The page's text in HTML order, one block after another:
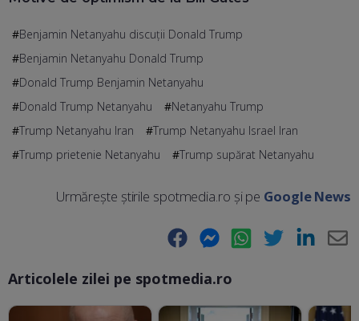
Benjamin Netanyahu discuții Donald Trump
Benjamin Netanyahu Donald Trump
Donald Trump Benjamin Netanyahu
Donald Trump Netanyahu
Netanyahu Trump
Trump Netanyahu Iran
Trump Netanyahu Israel Iran
Trump prietenie Netanyahu
Trump supărat Netanyahu
Urmărește știrile spotmedia.ro și pe Google News
Facebook Messenger WhatsApp Twitter LinkedIn
Articolele zilei pe spotmedia.ro